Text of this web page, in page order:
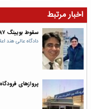
اخبار مرتبط
سقوط بویینگ ۷۸۷ دریم‌لاینر هند صرفاً یک سانحه بود
دادگاه عالی هند
پرواز‌های